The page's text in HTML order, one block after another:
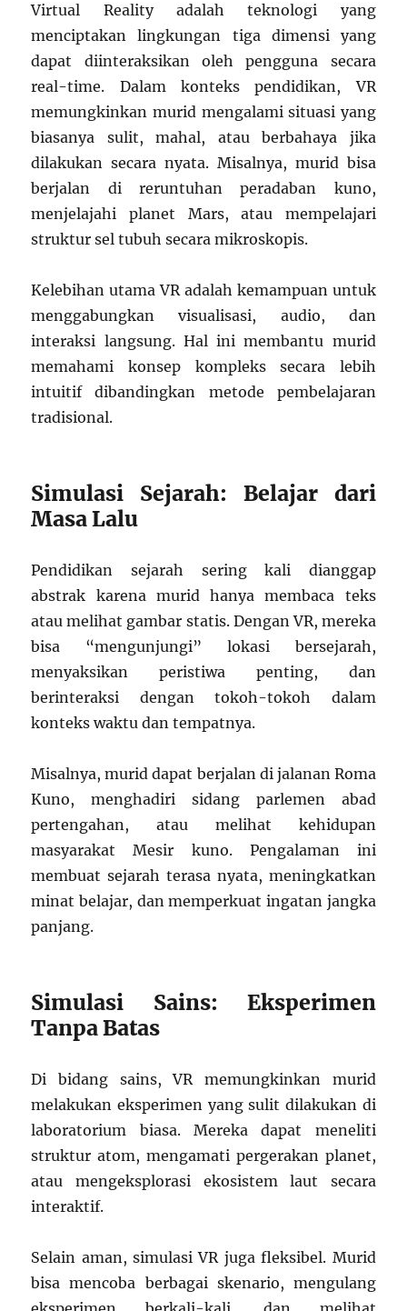
Virtual Reality adalah teknologi yang
menciptakan lingkungan tiga dimensi yang
dapat diinteraksikan oleh pengguna secara
real-time. Dalam konteks pendidikan, VR
memungkinkan murid mengalami situasi yang
biasanya sulit, mahal, atau berbahaya jika
dilakukan secara nyata. Misalnya, murid bisa
berjalan di reruntuhan peradaban kuno,
menjelajahi planet Mars, atau mempelajari
struktur sel tubuh secara mikroskopis.
Kelebihan utama VR adalah kemampuan untuk
menggabungkan visualisasi, audio, dan
interaksi langsung. Hal ini membantu murid
memahami konsep kompleks secara lebih
intuitif dibandingkan metode pembelajaran
tradisional.
Simulasi Sejarah: Belajar dari
Masa Lalu
Pendidikan sejarah sering kali dianggap
abstrak karena murid hanya membaca teks
atau melihat gambar statis. Dengan VR, mereka
bisa “mengunjungi” lokasi bersejarah,
menyaksikan peristiwa penting, dan
berinteraksi dengan tokoh-tokoh dalam
konteks waktu dan tempatnya.
Misalnya, murid dapat berjalan di jalanan Roma
Kuno, menghadiri sidang parlemen abad
pertengahan, atau melihat kehidupan
masyarakat Mesir kuno. Pengalaman ini
membuat sejarah terasa nyata, meningkatkan
minat belajar, dan memperkuat ingatan jangka
panjang.
Simulasi Sains: Eksperimen
Tanpa Batas
Di bidang sains, VR memungkinkan murid
melakukan eksperimen yang sulit dilakukan di
laboratorium biasa. Mereka dapat meneliti
struktur atom, mengamati pergerakan planet,
atau mengeksplorasi ekosistem laut secara
interaktif.
Selain aman, simulasi VR juga fleksibel. Murid
bisa mencoba berbagai skenario, mengulang